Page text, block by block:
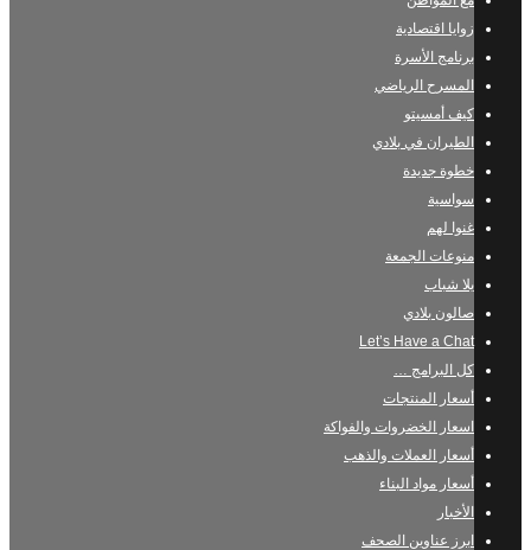
زوايا اقتصادية
برنامج الأسرة
المسرح الرياضي
كيف أمسيتو
الطيران في بلادي
خطوة جديدة
سواسية
غنوا لهم
منوعات الجمعة
يلا شباب
صالون بلادي
Let’s Have a Chat
كل البرامج …
أسعار المنتجات
اسعار الخضروات والفواكة
أسعار العملات والذهب
أسعار مواد البناء
الأخبار
ابرز عناوين الصحف